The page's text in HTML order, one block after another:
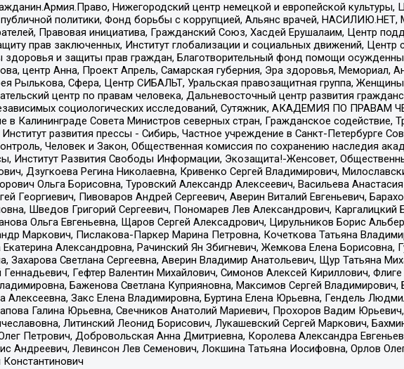
Нижегородский центр немецкой и европейской
политики, Фонд борьбы с коррупцией, Альянс врачей,
Правовая инициатива, Гражданский Союз, Хасдей Ерушалаим, Центр
прав заключенных, Институт глобализации и социальных движений,
здоровья и защиты прав граждан, Благотворительный фонд помощи
центр Анна, Проект Апрель, Самарская губерния, Эра здоровья, Мемориал,
Рылькова, Сфера, Центр СИБАЛЬТ, Уральская правозащитная группа,
центр по правам человека, Дальневосточный центр развития
социологических исследований, Сутяжник, АКАДЕМИЯ ПО ПРАВАМ
в Калининграде Совета Министров северных стран, Гражданское
развития прессы - Сибирь, Частное учреждение в Санкт-Петербурге
Человек и Закон, Общественная комиссия по сохранению наследия
Институт Развития Свободы Информации, Экозащита!-Женсовет,
Дзугкоева Регина Николаевна, Кривенко Сергей Владимирович,
Ольга Борисовна, Туровский Александр Алексеевич, Васильева
Георгиевич, Пивоваров Андрей Сергеевич, Аверин Виталий Евгеньевич,
Шведов Григорий Сергеевич, Пономарев Лев Александрович, Каргалицкий
Ольга Евгеньевна, Щаров Сергей Алексадрович, Цирульников Борис
Маркович, Пислакова-Паркер Марина Петровна, Кочеткова Татьяна
Екатерина Александровна, Рачинский Ян Збигневич, Жемкова Елена
Захарова Светлана Сергеевна, Аверин Владимир Анатольевич, Щур Татьяна
Гефтер Валентин Михайлович, Симонов Алексей Кириллович,
Баженова Светлана Куприяновна, Максимов Сергей Владимирович,
Алексеевна, Закс Елена Владимировна, Буртина Елена Юрьевна, Гендель
Галина Юрьевна, Свечников Анатолий Мариевич, Прохоров Вадим
Литинский Леонид Борисович, Лукашевский Сергей Маркович,
Петрович, Добровольская Анна Дмитриевна, Королева Александра
Андреевич, Левинсон Лев Семенович, Локшина Татьяна Иосифовна, Орлов